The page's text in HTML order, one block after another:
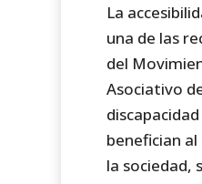
La
una de las
del
Asociativo
benefician
la sociedad,